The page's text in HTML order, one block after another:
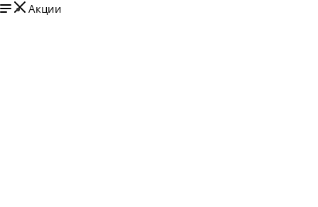
Акции